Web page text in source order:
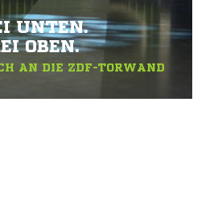
UNTEN.
OBEN.
AN DIE ZDF-TORWAND